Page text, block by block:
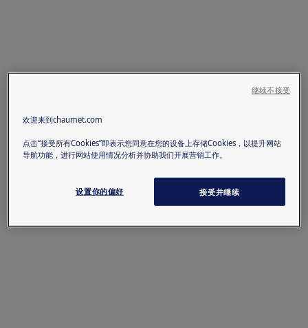
欢迎来到chaumet.com
点击“接受所有Cookies”即表示您同意在您的设备上存储Cookies，以提升网站
导航功能，进行网站使用情况分析并协助我们开展营销工作。
设置你的偏好 接受并继续
继续不接受